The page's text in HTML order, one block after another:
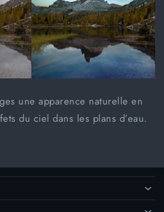
une apparence naturelle en
du ciel dans les plans d’eau.
›